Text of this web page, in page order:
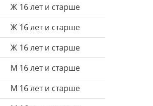
Ж 16 лет и старше
Ж 16 лет и старше
Ж 16 лет и старше
М 16 лет и старше
М 16 лет и старше